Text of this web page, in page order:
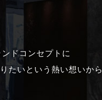
ドコンセプトに
たいという熱い想いか